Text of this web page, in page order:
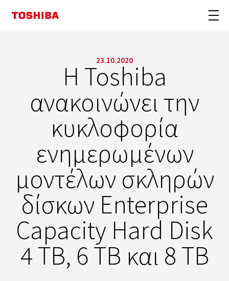
23.10.2020
Η Toshiba
ανακοινώνει την
κυκλοφορία
ενημερωμένων
μοντέλων σκληρών
δίσκων Enterprise
Capacity Hard Disk
4 TB, 6 TB και 8 TB